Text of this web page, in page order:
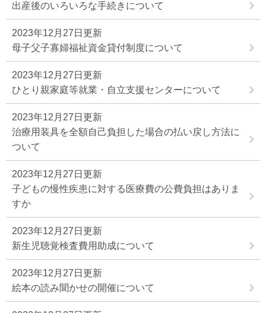
出産後のいろいろな手続きについて
2023年12月27日更新
母子父子寡婦福祉資金貸付制度について
2023年12月27日更新
ひとり親家庭等就業・自立支援センターについて
2023年12月27日更新
治療用装具を全額自己負担した場合の払い戻し方法に
ついて
2023年12月27日更新
子どもの慢性疾患に対する医療費の公費負担はありま
すか
2023年12月27日更新
新生児聴覚検査費用助成について
2023年12月27日更新
絵本の読み聞かせの開催について